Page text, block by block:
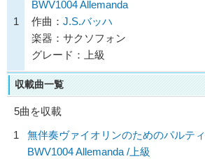
1
BWV1004 Allemanda
作曲： J.S.バッハ
楽器：サクソフォン
グレード：上級
収載曲一覧
5曲を収載
1
無伴奏ヴァイオリンのためのパルテ
BWV1004 Allemanda /上級